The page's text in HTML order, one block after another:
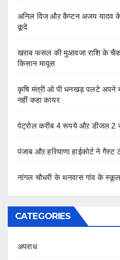
अनिल विज औऱ कैप्टन अजय यादव के
कूदे
खराब फसल की मुआवजा राशि के
किसान मायूस
कृषि मंत्री ओ पी धनखड़ पलटे अपने
नहीं कहा कायर
पेट्रोल करीब 4 रूपये औऱ डीजल 2
पंजाब औऱ हरियाणा हाईकोर्ट ने
नांगल चौधरी के थनवास गांव के स्कूल
CATEGORIES
अपराध